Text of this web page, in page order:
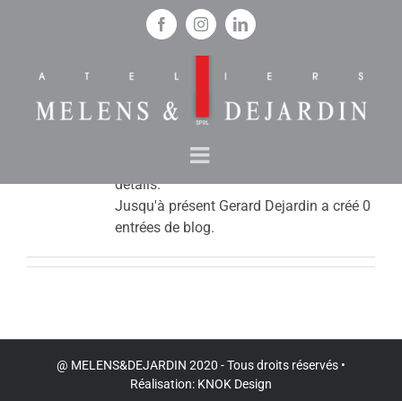
FacebookInstagramLinkedIn
À PROPOS DE GERARD DEJARDIN
Cet auteur n'a pas encore renseigné de
détails.
Jusqu'à présent Gerard Dejardin a créé 0
entrées de blog.
@ MELENS&DEJARDIN 2020 - Tous droits réservés •
Réalisation: KNOK Design